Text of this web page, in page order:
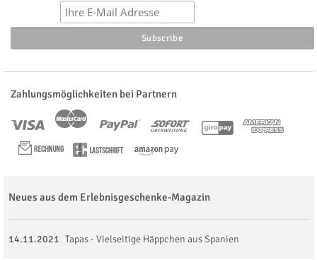
Zahlungsmöglichkeiten bei Partnern
Neues aus dem Erlebnisgeschenke-Magazin
14.11.2021 Tapas - Vielseitige Häppchen aus Spanien